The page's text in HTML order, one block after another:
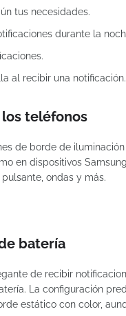
tus necesidades.
durante la
al recibir una notificación.
teléfonos
de borde de
en dispositivos
ondas y más.
batería
de recibir
La configuración
estático con color,